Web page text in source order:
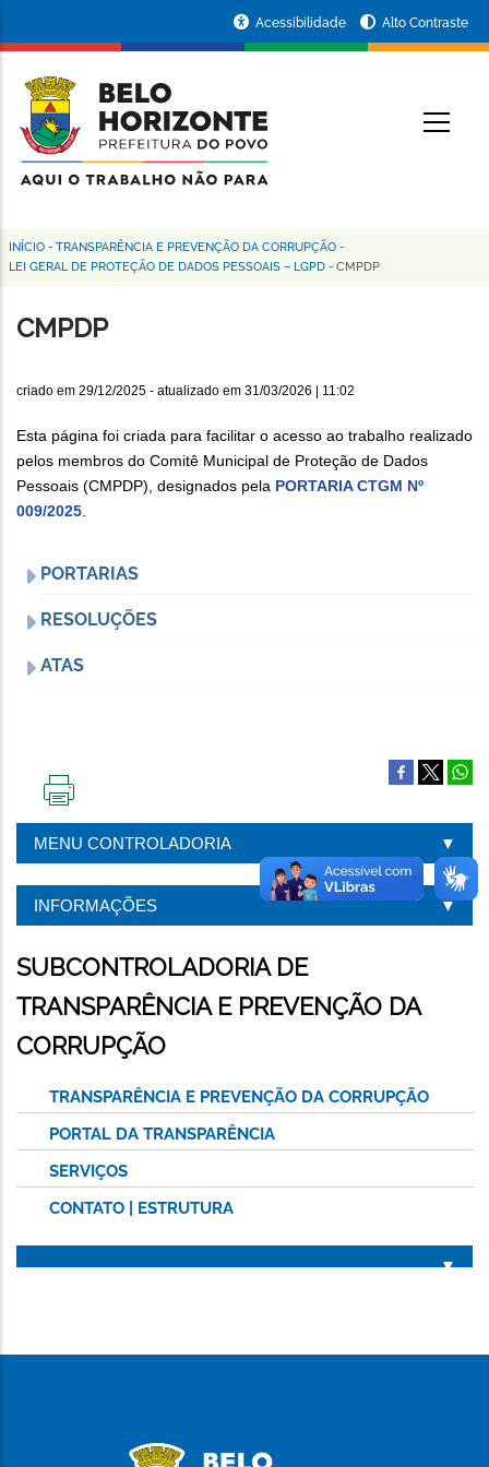
conteúdo
principal
da
Prefeitura
de
Horizonte
Acessibilidade Alto Contraste
Trilha
navegação
INÍCIO - TRANSPARÊNCIA E PREVENÇÃO DA CORRUPÇÃO -
LEI GERAL DE PROTEÇÃO DE DADOS PESSOAIS – LGPD - CMPDP
CMPDP
criado em 29/12/2025 - atualizado em 31/03/2026 | 11:02
Esta página foi criada para facilitar o acesso ao trabalho realizado
pelos membros do Comitê Municipal de Proteção de Dados
Pessoais (CMPDP), designados pela PORTARIA CTGM Nº
009/2025
PORTARIAS
RESOLUÇÕES
ATAS
PÁGINA
MENU CONTROLADORIA
INFORMAÇÕES
SUBCONTROLADORIA DE
TRANSPARÊNCIA E PREVENÇÃO DA
CORRUPÇÃO
TRANSPARÊNCIA E PREVENÇÃO DA CORRUPÇÃO
PORTAL DA TRANSPARÊNCIA
SERVIÇOS
CONTATO | ESTRUTURA